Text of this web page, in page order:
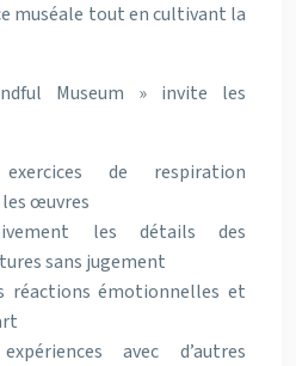
muséale tout en cultivant la
Museum » invite les
de respiration
œuvres
les détails des
sans jugement
réactions émotionnelles et
avec d’autres